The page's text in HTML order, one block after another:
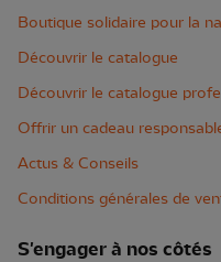
Boutique solidaire pour la
Découvrir le catalogue
Découvrir le catalogue
Offrir un cadeau
Actus & Conseils
Conditions générales de
S'engager à nos côtés